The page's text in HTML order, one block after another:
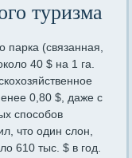
туризма
парка (связанная,
40 $ на 1 га.
0,80 $, даже с
способов
что один слон,
610 тыс. $ в год.